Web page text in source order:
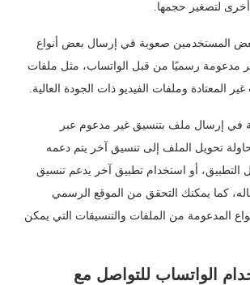
لتصغير حجمها.
المستخدمين صعوبة في إرسال بعض أنواع
غير مدعومة رسميًا من قبل الواتساب، مثل ملفات
في إرسال ملف بتنسيق غير مدعوم عبر
تحويل الملف إلى تنسيق آخر يتم دعمه
أو استخدام تطبيق آخر يدعم تنسيق
كما يمكنك التحقق من الموقع الرسمي
المدعومة من الملفات والتنسيقات التي يمكن
الواتساب للتواصل مع